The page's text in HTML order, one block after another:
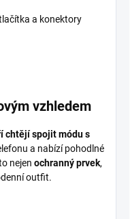
a konektory
vzhledem
chtějí spojit módu s
a nabízí pohodlné
nejen ochranný prvek,
outfit.